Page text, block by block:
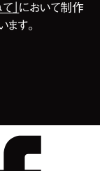
」 において制作
す。